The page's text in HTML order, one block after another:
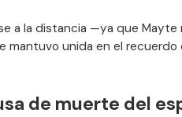
a la distancia —ya que
mantuvo unida en el recuerdo
de muerte del